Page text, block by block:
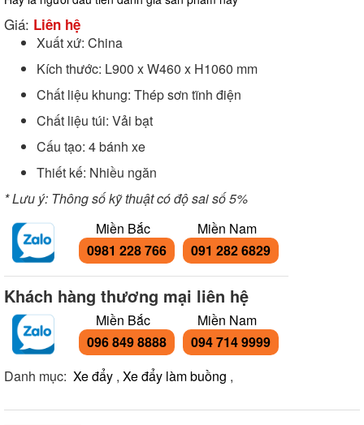
Giá: Liên hệ
Xuất xứ: China
Kích thước: L900 x W460 x H1060 mm
Chất liệu khung: Thép sơn tĩnh điện
Chất liệu túi: Vải bạt
Cấu tạo: 4 bánh xe
Thiết kế: Nhiều ngăn
* Lưu ý: Thông số kỹ thuật có độ sai số 5%
Miền Bắc
0981 228 766
Miền Nam
091 282 6829
Khách hàng thương mại liên hệ
Miền Bắc
096 849 8888
Miền Nam
094 714 9999
Danh mục: Xe đẩy , Xe đẩy làm buồng ,